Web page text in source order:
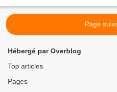
Page
Hébergé par Overblog
Top articles
Pages